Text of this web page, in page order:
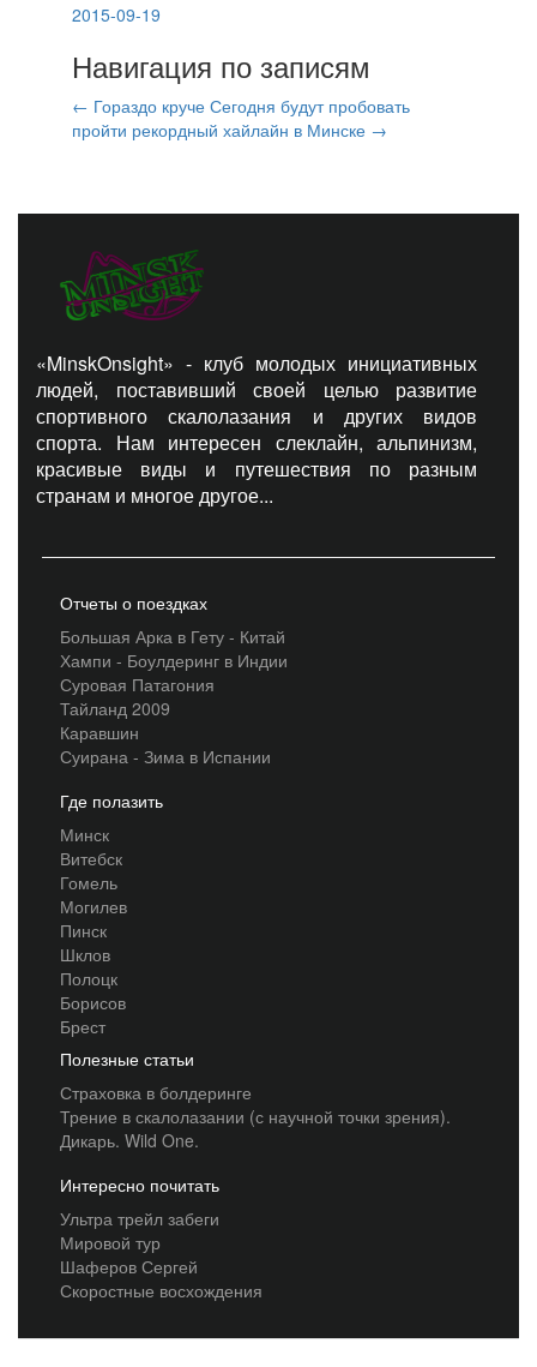
2015-09-19
Навигация по записям
← Гораздо круче Сегодня будут пробовать
пройти рекордный хайлайн в Минске →
«MinskOnsight» - клуб молодых инициативных
людей, поставивший своей целью развитие
спортивного скалолазания и других видов
спорта. Нам интересен слеклайн, альпинизм,
красивые виды и путешествия по разным
странам и многое другое...
Отчеты о поездках
Большая Арка в Гету - Китай
Хампи - Боулдеринг в Индии
Суровая Патагония
Тайланд 2009
Каравшин
Суирана - Зима в Испании
Где полазить
Минск
Витебск
Гомель
Могилев
Пинск
Шклов
Полоцк
Борисов
Брест
Полезные статьи
Страховка в болдеринге
Трение в скалолазании (с научной точки зрения).
Дикарь. Wild One.
Интересно почитать
Ультра трейл забеги
Мировой тур
Шаферов Сергей
Скоростные восхождения